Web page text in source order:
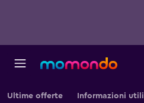
Ultime offerte Informazioni utili